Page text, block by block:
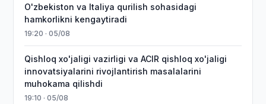
O'zbekiston va Italiya qurilish sohasidagi
hamkorlikni kengaytiradi
19:20 · 05/08
Qishloq xo'jaligi vazirligi va ACIR qishloq xo'jaligi
innovatsiyalarini rivojlantirish masalalarini
muhokama qilishdi
19:10 · 05/08